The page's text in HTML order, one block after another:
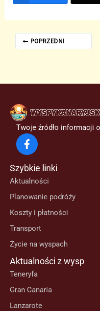
POPRZEDNI
Twoje źródło informacji
Szybkie linki
Aktualności
Planowanie podróży
Koszty i płatności
Transport
Życie na wyspach
Aktualności z wysp
Teneryfa
Gran Canaria
Lanzarote